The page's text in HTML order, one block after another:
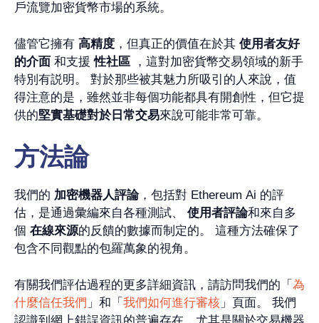
戶流覽加密貨幣市場的系統。
儘管它擁有 高精度 ，但真正的價值在於其 使用者友好
的介面 和支援性社區 ，這對加密貨幣交易領域的新手
特別有説明。 對於那些被其魅力所吸引的人來說，值
得注意的是，雖然並非每個功能都具有開創性，但它提
供的堅實基礎對於日常交易來說可能非常可靠。
方法論
我們的 加密機器人評論，包括對 Ethereum Ai 的評
估，是通過彙編來自各種測試、 使用者評論和來自多
個 在線來源的反饋的數據而制定的。 這種方法確保了
包含不同觀點的包羅萬象的視角。
有關我們評估過程的更多詳細資訊，請訪問我們的「 為
什麼信任我們 」和「 我們如何進行審核 」頁面。 我們